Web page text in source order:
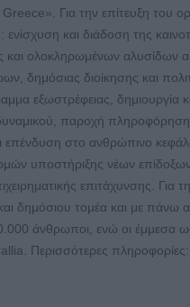
Για την επίτευξη του
και διάδοση της
ολοκληρωμένων αλυσίδων
δημόσιας διοίκησης και
εξωστρέφειας,
παροχή
επένδυση στο ανθρώπινο
υποστήριξης νέων επίδοξων
επιτάχυνσης.
δημόσιου τομέα και με
άνθρωποι, ενώ οι έμμεσα
Περισσότερες πληροφορίες: